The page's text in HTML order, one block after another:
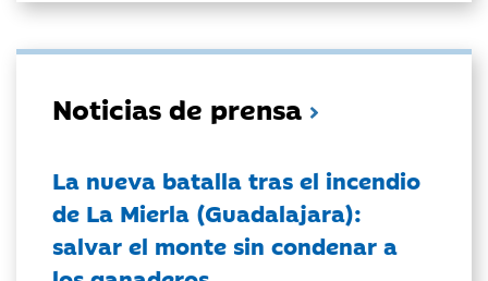
Noticias de prensa
La nueva batalla tras el incendio
de La Mierla (Guadalajara):
salvar el monte sin condenar a